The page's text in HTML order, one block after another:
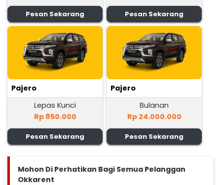
Pesan Sekarang Pesan Sekarang
Pajero
Lepas Kunci
Rp 850.000
Pesan Sekarang
Pajero
Bulanan
Rp 24.000.000
Pesan Sekarang
Mohon Di Perhatikan Bagi Semua Pelanggan
Okkarent